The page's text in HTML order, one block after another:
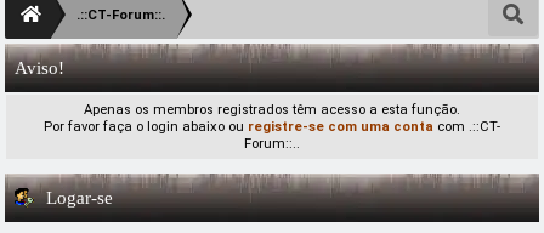
.::CT-Forum::.
Aviso!
Apenas os membros registrados têm acesso a esta função.
Por favor faça o login abaixo ou registre-se com uma conta com .::CT-
Forum::..
Logar-se